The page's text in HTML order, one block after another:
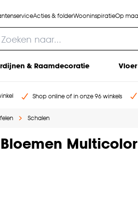
Acties & folderWooninspiratieOp
& Raamdecoratie Vloer
Shop online of in onze 96 winkels
Schalen
Multicolor